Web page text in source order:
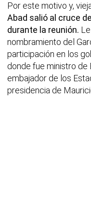
Por este motivo y,
Abad salió al cruce
durante la reunión.
nombramiento del
participación en los
donde fue ministro de
embajador de los
presidencia de